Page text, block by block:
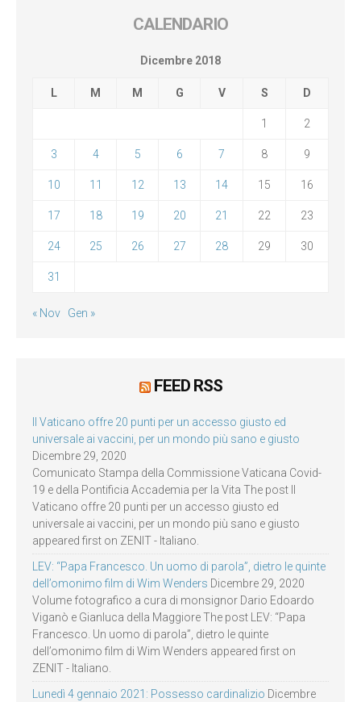
CALENDARIO
Dicembre 2018
L M M G V S D
1 2
3 4 5 6 7 8 9
10 11 12 13 14 15 16
17 18 19 20 21 22 23
24 25 26 27 28 29 30
31
« Nov Gen »
FEED RSS
Il Vaticano offre 20 punti per un accesso giusto ed
universale ai vaccini, per un mondo più sano e giusto
Dicembre 29, 2020
Comunicato Stampa della Commissione Vaticana Covid-
19 e della Pontificia Accademia per la Vita The post Il
Vaticano offre 20 punti per un accesso giusto ed
universale ai vaccini, per un mondo più sano e giusto
appeared first on ZENIT - Italiano.
LEV: “Papa Francesco. Un uomo di parola”, dietro le quinte
dell’omonimo film di Wim Wenders Dicembre 29, 2020
Volume fotografico a cura di monsignor Dario Edoardo
Viganò e Gianluca della Maggiore The post LEV: “Papa
Francesco. Un uomo di parola”, dietro le quinte
dell’omonimo film di Wim Wenders appeared first on
ZENIT - Italiano.
Lunedì 4 gennaio 2021: Possesso cardinalizio Dicembre